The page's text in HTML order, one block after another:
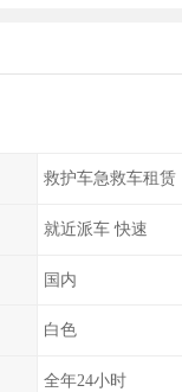
救护车急救车租赁
就近派车 快速
国内
白色
全年24小时